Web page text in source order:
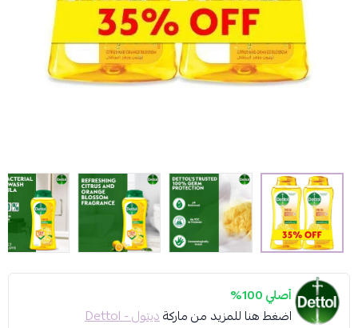
أصلي 100%
اضغط هنا للمزيد من ماركةديتول - Dettol